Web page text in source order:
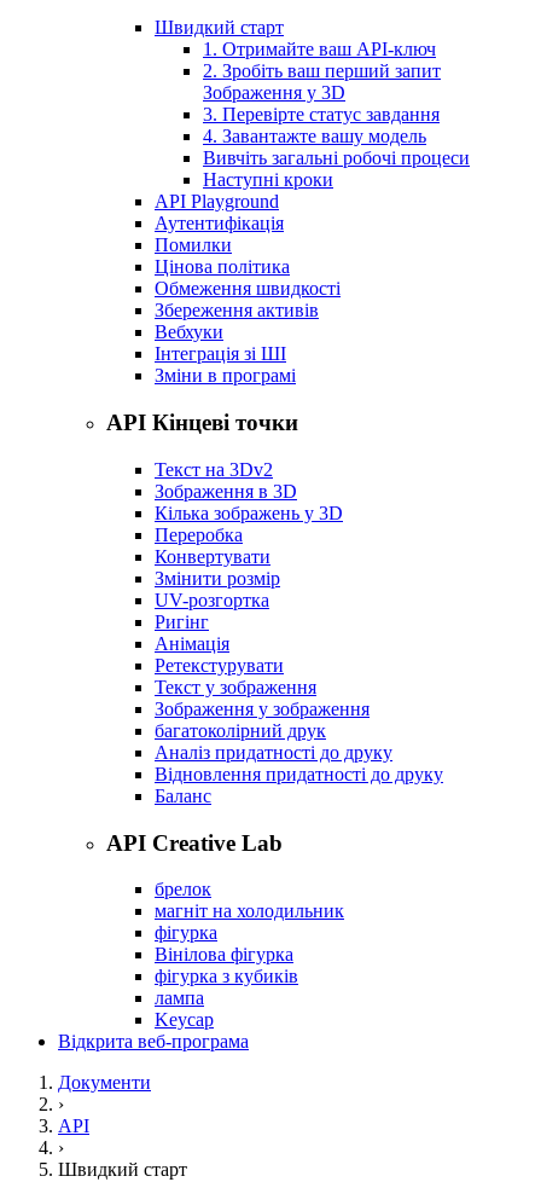
Швидкий старт
1. Отримайте ваш API-ключ
2. Зробіть ваш перший запит
Зображення у 3D
3. Перевірте статус завдання
4. Завантажте вашу модель
Вивчіть загальні робочі процеси
Наступні кроки
API Playground
Аутентифікація
Помилки
Цінова політика
Обмеження швидкості
Збереження активів
Вебхуки
Інтеграція зі ШІ
Зміни в програмі
API Кінцеві точки
Текст на 3Dv2
Зображення в 3D
Кілька зображень у 3D
Переробка
Конвертувати
Змінити розмір
UV-розгортка
Ригінг
Анімація
Ретекстурувати
Текст у зображення
Зображення у зображення
багатоколірний друк
Аналіз придатності до друку
Відновлення придатності до друку
Баланс
API Creative Lab
брелок
магніт на холодильник
фігурка
Вінілова фігурка
фігурка з кубиків
лампа
Keycap
Відкрита веб-програма
Документи
›
API
›
Швидкий старт